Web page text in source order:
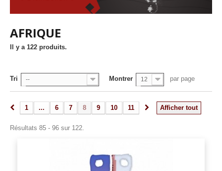
AFRIQUE
Il y a 122 produits.
Tri -- Montrer 12 par page
Afficher tout
1 ... 6 7 8 9 10 11
Résultats 85 - 96 sur 122.